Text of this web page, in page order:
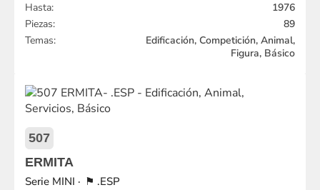
Hasta:
1976
Piezas:
89
Temas:
Edificación, Competición, Animal,
Figura, Básico
507
ERMITA
MINI
.ESP